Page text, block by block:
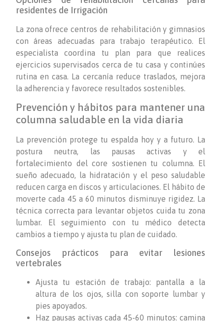
residentes de Irrigación
La zona ofrece centros de rehabilitación y gimnasios
con áreas adecuadas para trabajo terapéutico. El
especialista coordina tu plan para que realices
ejercicios supervisados cerca de tu casa y continúes
rutina en casa. La cercanía reduce traslados, mejora
la adherencia y favorece resultados sostenibles.
Prevención y hábitos para mantener una
columna saludable en la vida diaria
La prevención protege tu espalda hoy y a futuro. La
postura neutra, las pausas activas y el
fortalecimiento del core sostienen tu columna. El
sueño adecuado, la hidratación y el peso saludable
reducen carga en discos y articulaciones. El hábito de
moverte cada 45 a 60 minutos disminuye rigidez. La
técnica correcta para levantar objetos cuida tu zona
lumbar. El seguimiento con tu médico detecta
cambios a tiempo y ajusta tu plan de cuidado.
Consejos prácticos para evitar lesiones
vertebrales
Ajusta tu estación de trabajo: pantalla a la
altura de los ojos, silla con soporte lumbar y
pies apoyados.
Haz pausas activas cada 45-60 minutos: camina